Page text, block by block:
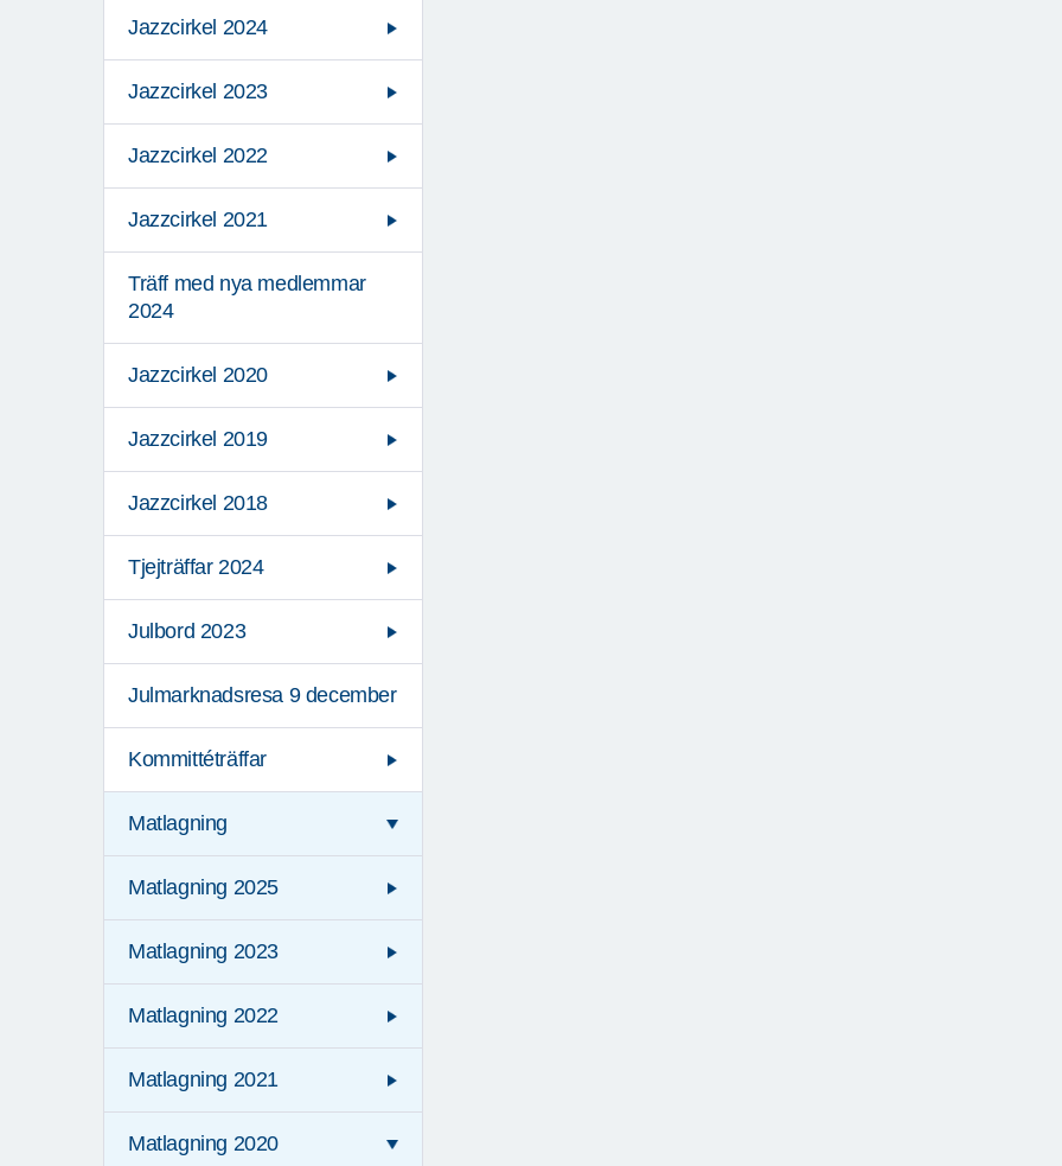
Jazzcirkel 2024
Jazzcirkel 2023
Jazzcirkel 2022
Jazzcirkel 2021
Träff med nya medlemmar
2024
Jazzcirkel 2020
Jazzcirkel 2019
Jazzcirkel 2018
Tjejträffar 2024
Julbord 2023
Julmarknadsresa 9 december
Kommittéträffar
Matlagning
Matlagning 2025
Matlagning 2023
Matlagning 2022
Matlagning 2021
Matlagning 2020